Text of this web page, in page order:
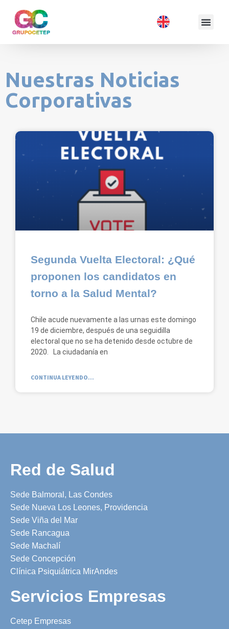
Nuestras Noticias
Corporativas
Segunda Vuelta Electoral: ¿Qué
proponen los candidatos en
torno a la Salud Mental?
Chile acude nuevamente a las urnas este domingo
19 de diciembre, después de una seguidilla
electoral que no se ha detenido desde octubre de
2020. La ciudadanía en
CONTINUA LEYENDO...
Red de Salud
Sede Balmoral, Las Condes
Sede Nueva Los Leones, Providencia
Sede Viña del Mar
Sede Rancagua
Sede Machalí
Sede Concepción
Clínica Psiquiátrica MirAndes
Servicios Empresas
Cetep Empresas